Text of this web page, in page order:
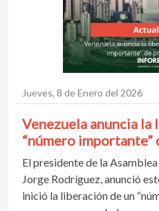
Jueves, 8 de Enero del 2026
Venezuela anuncia la
“número
El presidente de la
Jorge Rodríguez, anunció
inició la liberación de un